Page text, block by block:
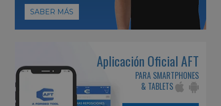
SABER MÁS
Aplicación Oficial AFT
PARA SMARTPHONES
& TABLETS